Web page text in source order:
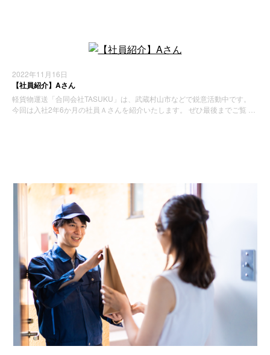
2022年11月16日
【社員紹介】Aさん
軽貨物運送「合同会社TASUKU」は、武蔵村山市などで鋭意活動中です。
今回は入社2年6か月の社員Ａさんを紹介いたします。 ぜひ最後までご覧 …